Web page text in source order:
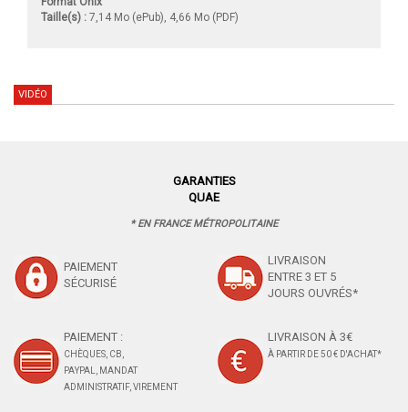
Taille(s) : 7,14 Mo (ePub), 4,66 Mo (PDF)
VIDÉO
GARANTIES
QUAE
* EN FRANCE MÉTROPOLITAINE
PAIEMENT
SÉCURISÉ
LIVRAISON
ENTRE 3 ET 5
JOURS OUVRÉS*
PAIEMENT :
CHÈQUES, CB,
PAYPAL, MANDAT
ADMINISTRATIF, VIREMENT
LIVRAISON À 3€
À PARTIR DE 50 € D'ACHAT*